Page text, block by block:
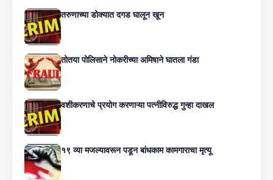
तरुणाच्या डोक्यात दगड घालून खून
तोतया पोलिसाने नोकरीच्या अमिषाने घातला गंडा
वशीकरणाचे प्रयोग करणाऱ्या पत्नीविरुद्ध गुन्हा दाखल
१९ व्या मजल्यावरून पडून बांधकाम कामगाराचा मृत्यू